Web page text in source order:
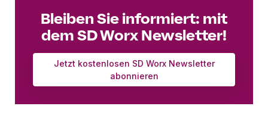
Bleiben Sie informiert: mit
dem SD Worx Newsletter!
Jetzt kostenlosen SD Worx Newsletter
abonnieren